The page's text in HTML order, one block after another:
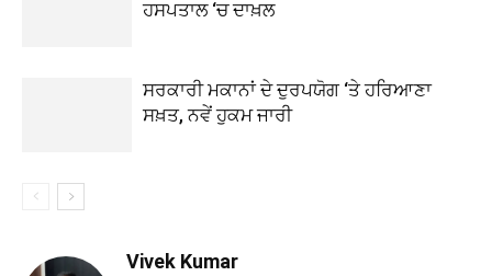
ਹਸਪਤਾਲ ‘ਚ ਦਾਖ਼ਲ
ਸਰਕਾਰੀ ਮਕਾਨਾਂ ਦੇ ਦੁਰਪਯੋਗ ‘ਤੇ ਹਰਿਆਣਾ
ਸਖ਼ਤ, ਨਵੇਂ ਹੁਕਮ ਜਾਰੀ
Vivek Kumar